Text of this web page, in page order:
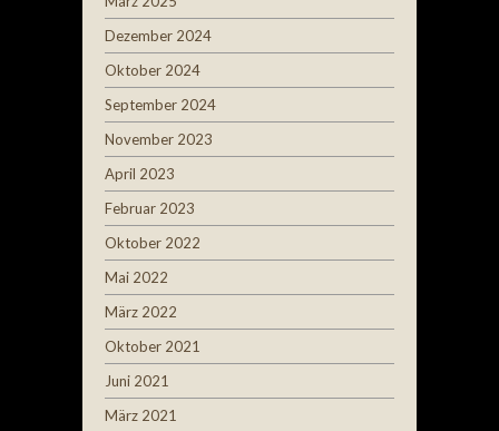
Dezember 2024
Oktober 2024
September 2024
November 2023
April 2023
Februar 2023
Oktober 2022
Mai 2022
März 2022
Oktober 2021
Juni 2021
März 2021